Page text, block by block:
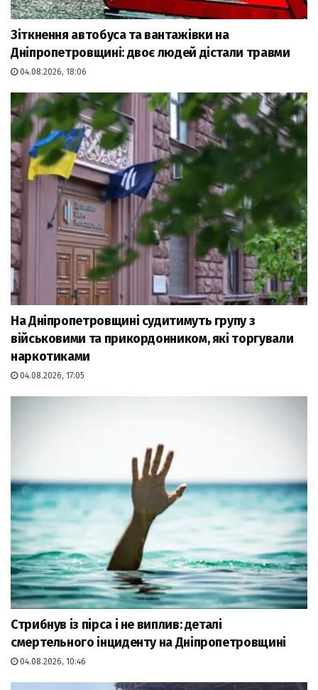
Зіткнення автобуса та вантажівки на
Дніпропетровщині: двоє людей дістали травми
04.08.2026, 18:06
На Дніпропетровщині судитимуть групу з
військовими та прикордонником, які торгували
наркотиками
04.08.2026, 17:05
Стрибнув із пірса і не виплив: деталі
смертельного інциденту на Дніпропетровщині
04.08.2026, 10:46